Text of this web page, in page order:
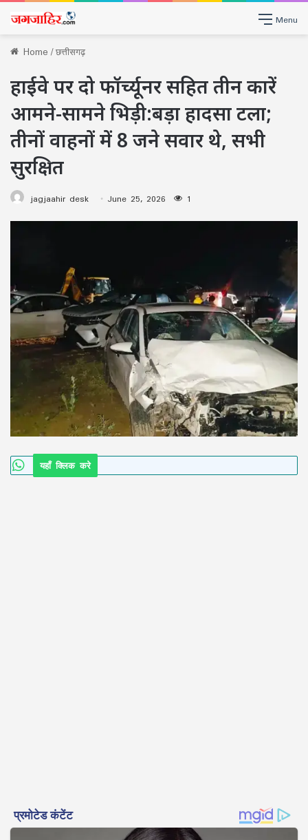
Menu
Home/छत्तीसगढ़
हाईवे पर दो फॉर्च्यूनर सहित तीन कारें
आमने-सामने भिड़ी:बड़ा हादसा टला;
तीनों वाहनों में 8 जने सवार थे, सभी
सुरक्षित
jagjaahir desk June 25, 2026 1
यहाँ क्लिक करे